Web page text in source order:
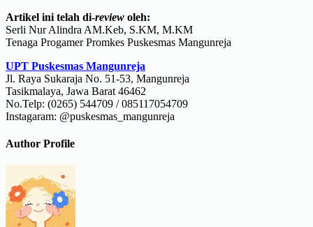
Artikel ini telah di-review oleh:
Serli Nur Alindra AM.Keb, S.KM, M.KM
Tenaga Progamer Promkes Puskesmas Mangunreja
UPT Puskesmas Mangunreja
Jl. Raya Sukaraja No. 51-53, Mangunreja
Tasikmalaya, Jawa Barat 46462
No.Telp: (0265) 544709 / 085117054709
Instagaram: @puskesmas_mangunreja
Author Profile